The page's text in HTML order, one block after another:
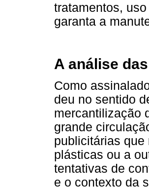
tratamentos,
garanta a
A análise
Como
deu no sentido
mercantilização
grande
publicitárias que
plásticas ou a
tentativas de
e o contexto da